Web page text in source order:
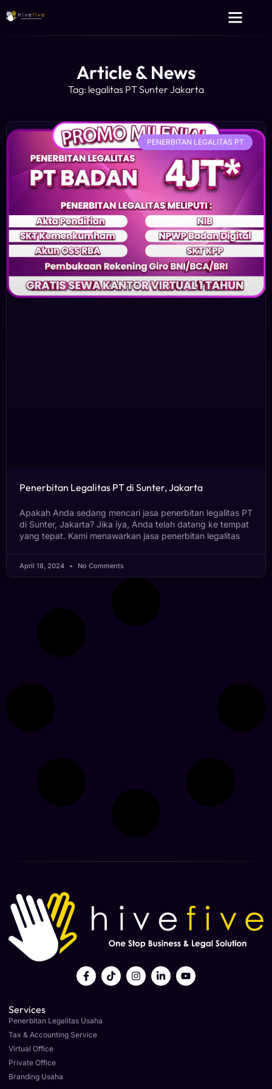
Article & News
Tag: legalitas PT Sunter Jakarta
PENERBITAN LEGALITAS PT
Penerbitan Legalitas PT di Sunter, Jakarta
Apakah Anda sedang mencari jasa penerbitan legalitas PT
di Sunter, Jakarta? Jika iya, Anda telah datang ke tempat
yang tepat. Kami menawarkan jasa penerbitan legalitas
April 18, 2024 No Comments
Services
Penerbitan Legalitas Usaha
Tax & Accounting Service
Virtual Office
Private Office
Branding Usaha